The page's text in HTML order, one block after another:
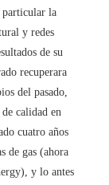
particular la
y redes
de su
recuperara
del pasado,
calidad en
cuatro años
de gas (ahora
y lo antes